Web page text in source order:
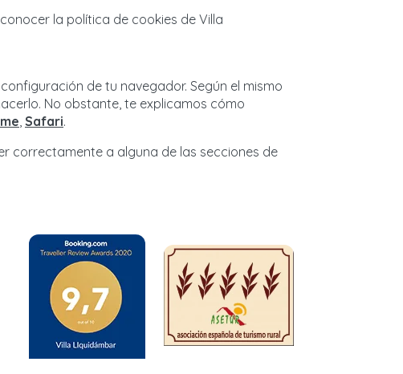
la política de cookies de Villa
de tu navegador. Según el mismo
No obstante, te explicamos cómo
, Safari.
correctamente a alguna de las secciones de